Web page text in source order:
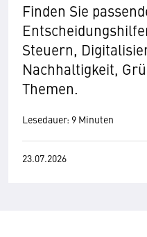
Finden Sie
Steuern,
Nachhaltigkeit,
Themen.
Lesedauer: 9 Minuten
23.07.2026